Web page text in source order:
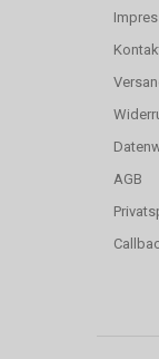
AGB